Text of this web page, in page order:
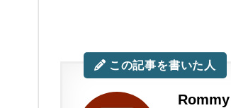
この記事を書いた人
Rommy